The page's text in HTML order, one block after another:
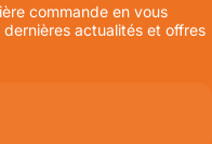
commande en vous
actualités et offres